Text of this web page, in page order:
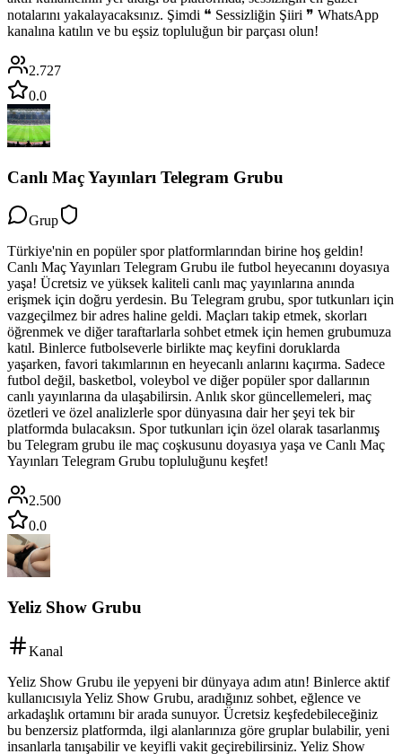
notalarını yakalayacaksınız. Şimdi ❝ Sessizliğin Şiiri ❞ WhatsApp
kanalına katılın ve bu eşsiz topluluğun bir parçası olun!
2.727
0.0
Canlı Maç Yayınları Telegram Grubu
Grup
Türkiye'nin en popüler spor platformlarından birine hoş geldin!
Canlı Maç Yayınları Telegram Grubu ile futbol heyecanını doyasıya
yaşa! Ücretsiz ve yüksek kaliteli canlı maç yayınlarına anında
erişmek için doğru yerdesin. Bu Telegram grubu, spor tutkunları için
vazgeçilmez bir adres haline geldi. Maçları takip etmek, skorları
öğrenmek ve diğer taraftarlarla sohbet etmek için hemen grubumuza
katıl. Binlerce futbolseverle birlikte maç keyfini doruklarda
yaşarken, favori takımlarının en heyecanlı anlarını kaçırma. Sadece
futbol değil, basketbol, voleybol ve diğer popüler spor dallarının
canlı yayınlarına da ulaşabilirsin. Anlık skor güncellemeleri, maç
özetleri ve özel analizlerle spor dünyasına dair her şeyi tek bir
platformda bulacaksın. Spor tutkunları için özel olarak tasarlanmış
bu Telegram grubu ile maç coşkusunu doyasıya yaşa ve Canlı Maç
Yayınları Telegram Grubu topluluğunu keşfet!
2.500
0.0
Yeliz Show Grubu
Kanal
Yeliz Show Grubu ile yepyeni bir dünyaya adım atın! Binlerce aktif
kullanıcısıyla Yeliz Show Grubu, aradığınız sohbet, eğlence ve
arkadaşlık ortamını bir arada sunuyor. Ücretsiz keşfedebileceğiniz
bu benzersiz platformda, ilgi alanlarınıza göre gruplar bulabilir, yeni
insanlarla tanışabilir ve keyifli vakit geçirebilirsiniz. Yeliz Show